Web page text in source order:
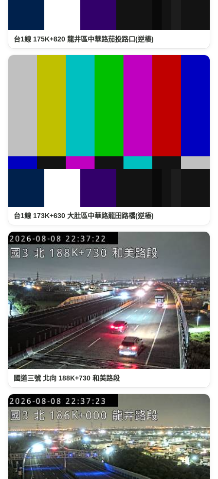
台1線 175K+820 龍井區中華路茄投路口(逆樁)
台1線 173K+630 大肚區中華路龍田路橋(逆樁)
國道三號 北向 188K+730 和美路段